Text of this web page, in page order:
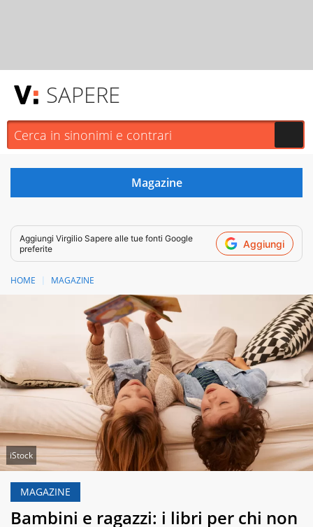
SAPERE
Aggiungi Virgilio Sapere alle tue fonti Google
preferite
Aggiungi
HOME MAGAZINE
iStock
MAGAZINE
Bambini e ragazzi: i libri per chi non